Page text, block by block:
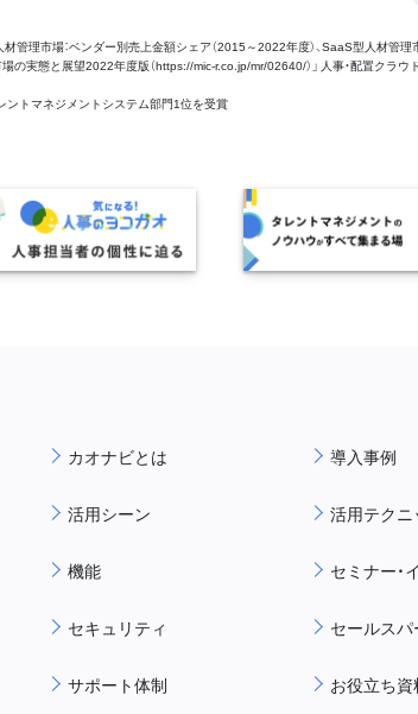
理市場：ベンダー別売上金額シェア（2015～2022年度）、SaaS型人材管理
実態と展望2022年度版（https://mic-r.co.jp/mr/02640/）」 人事・配置クラウ
ントマネジメントシステム部門1位を受賞
カオナビとは
活用シーン
機能
セキュリティ
サポート体制
導入事例
活用テクニ
セミナー・
セールス
お役立ち資